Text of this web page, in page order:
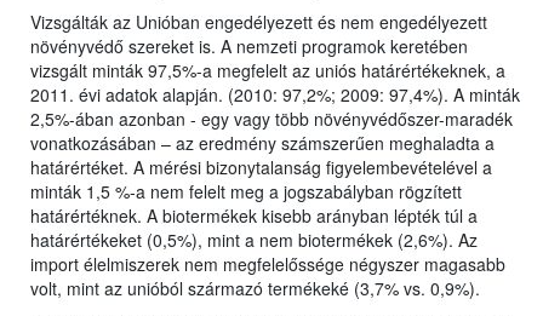
Vizsgálták az Unióban engedélyezett és nem engedélyezett
növényvédő szereket is. A nemzeti programok keretében
vizsgált minták 97,5%-a megfelelt az uniós határértékeknek, a
2011. évi adatok alapján. (2010: 97,2%; 2009: 97,4%). A minták
2,5%-ában azonban - egy vagy több növényvédőszer-maradék
vonatkozásában – az eredmény számszerűen meghaladta a
határértéket. A mérési bizonytalanság figyelembevételével a
minták 1,5 %-a nem felelt meg a jogszabályban rögzített
határértéknek. A biotermékek kisebb arányban lépték túl a
határértékeket (0,5%), mint a nem biotermékek (2,6%). Az
import élelmiszerek nem megfelelőssége négyszer magasabb
volt, mint az unióból származó termékeké (3,7% vs. 0,9%).